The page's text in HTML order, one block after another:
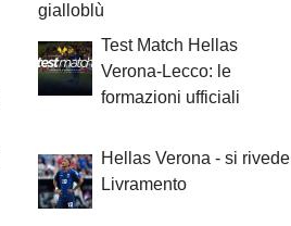
gialloblù
Test Match Hellas
Verona-Lecco: le
formazioni ufficiali
Hellas Verona - si rivede
Livramento